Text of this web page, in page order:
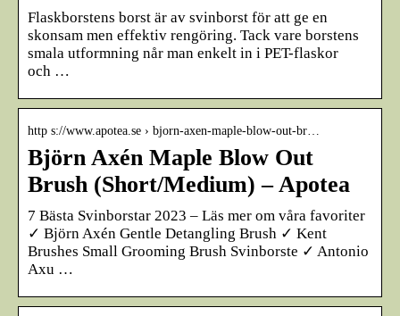
Flaskborstens borst är av svinborst för att ge en
skonsam men effektiv rengöring. Tack vare borstens
smala utformning når man enkelt in i PET-flaskor
och …
http s://www.apotea.se › bjorn-axen-maple-blow-out-br…
Björn Axén Maple Blow Out
Brush (Short/Medium) – Apotea
7 Bästa Svinborstar 2023 – Läs mer om våra favoriter
✓ Björn Axén Gentle Detangling Brush ✓ Kent
Brushes Small Grooming Brush Svinborste ✓ Antonio
Axu …